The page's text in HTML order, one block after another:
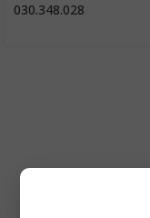
030.348.028